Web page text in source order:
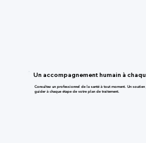
Un accompagnement humain à
Consultez un professionnel de la santé à tout moment. Un
guider à chaque étape de votre plan de traitement.